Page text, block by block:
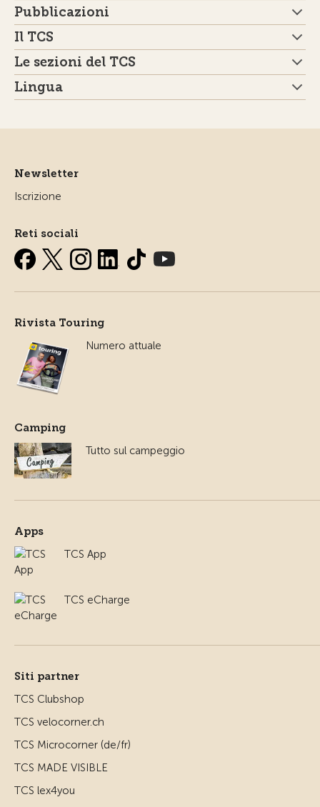
Pubblicazioni
Il TCS
Le sezioni del TCS
Lingua
Newsletter
Iscrizione
Reti sociali
Rivista Touring
Numero attuale
Camping
Tutto sul campeggio
Apps
TCS App
TCS eCharge
Siti partner
TCS Clubshop
TCS velocorner.ch
TCS Microcorner (de/fr)
TCS MADE VISIBLE
TCS lex4you